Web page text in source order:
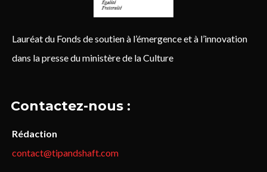
Lauréat du Fonds de soutien à l’émergence et à l’innovation
dans la presse du ministère de la Culture
Contactez-nous :
Rédaction
contact@tipandshaft.com